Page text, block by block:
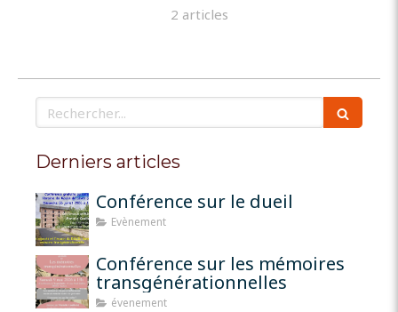
2 articles
Rechercher
Derniers articles
Conférence sur le dueil
Evènement
Conférence sur les mémoires
transgénérationnelles
évenement